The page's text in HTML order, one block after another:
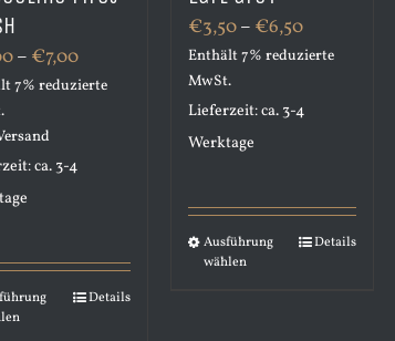
– €7,00Preisspanne:
€4,00
7% reduzierte
ca. 3-4
DiesesDetails
€3,50– €6,50Preisspanne:
€3,50
€6,50
Enthält 7% reduzierte
MwSt.
Lieferzeit: ca. 3-4
Werktage
Ausführung
wählen
DiesesDetails